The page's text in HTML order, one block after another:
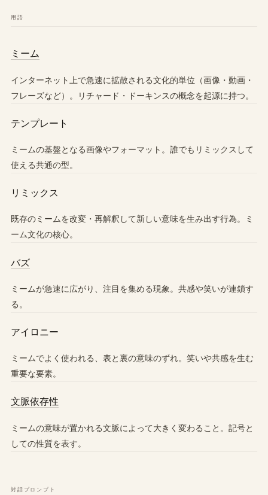
用語
ミーム
インターネット上で急速に拡散される文化的単位（画像・動画・
フレーズなど）。リチャード・ドーキンスの概念を起源に持つ。
テンプレート
ミームの基盤となる画像やフォーマット。誰でもリミックスして
使える共通の型。
リミックス
既存のミームを改変・再解釈して新しい意味を生み出す行為。ミ
ーム文化の核心。
バズ
ミームが急速に広がり、注目を集める現象。共感や笑いが連鎖す
る。
アイロニー
ミームでよく使われる、表と裏の意味のずれ。笑いや共感を生む
重要な要素。
文脈依存性
ミームの意味が置かれる文脈によって大きく変わること。記号と
しての性質を表す。
対話プロンプト